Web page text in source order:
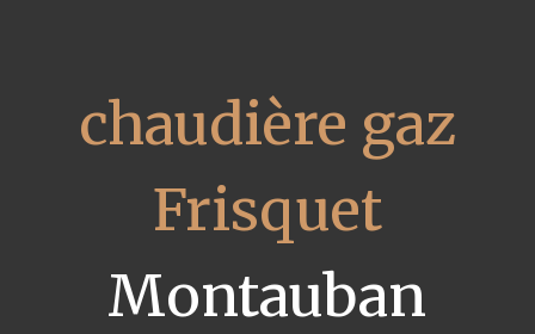
chaudière gaz
Frisquet
Montauban